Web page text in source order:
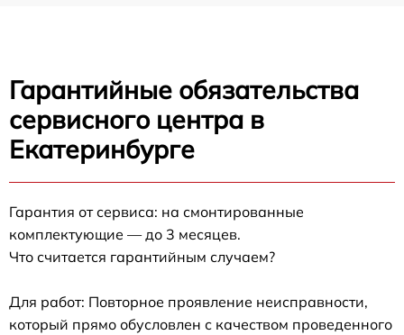
Гарантийные обязательства
сервисного центра в
Екатеринбурге
Гарантия от сервиса: на смонтированные
комплектующие — до 3 месяцев.
Что считается гарантийным случаем?
Для работ: Повторное проявление неисправности,
который прямо обусловлен с качеством проведенного